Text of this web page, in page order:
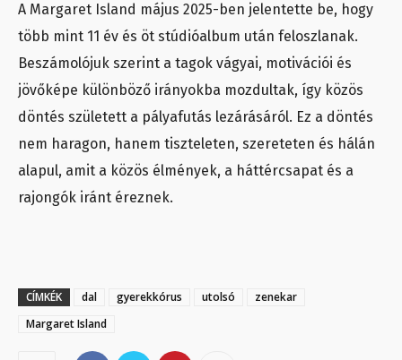
A Margaret Island május 2025-ben jelentette be, hogy
több mint 11 év és öt stúdióalbum után feloszlanak.
Beszámolójuk szerint a tagok vágyai, motivációi és
jövőképe különböző irányokba mozdultak, így közös
döntés született a pályafutás lezárásáról. Ez a döntés
nem haragon, hanem tiszteleten, szereteten és hálán
alapul, amit a közös élmények, a háttércsapat és a
rajongók iránt éreznek.
CÍMKÉK dal gyerekkórus utolsó
zenekar
Margaret Island